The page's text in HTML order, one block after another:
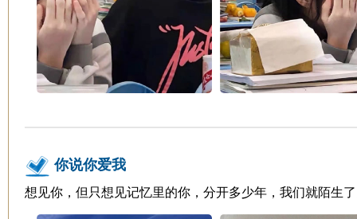
你说你爱我
想见你，但只想见记忆里的你，分开多少年，我们就陌生